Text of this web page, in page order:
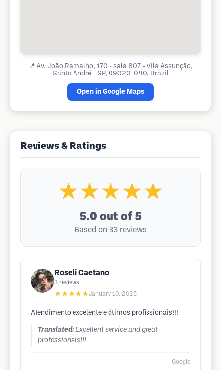
📍 Av. João Ramalho, 170 - sala 807 - Vila Assunção,
Santo André - SP, 09020-040, Brazil
Open in Google Maps
Reviews & Ratings
★★★★★
5.0 out of 5
Based on 33 reviews
Roseli Caetano
3 reviews
★★★★★January 10, 2025
Atendimento excelente e ótimos profissionais!!!
Translated: Excellent service and great
professionals!!!
Google